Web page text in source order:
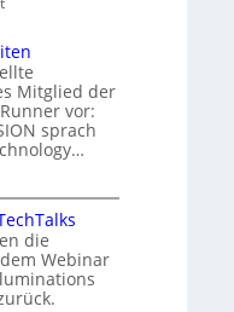
Mitglied der
vor:
sprach
die
Webinar